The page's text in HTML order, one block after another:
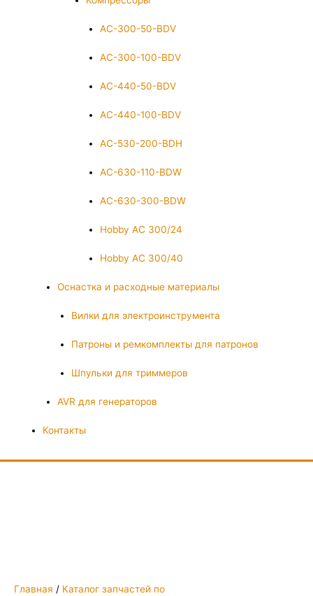
AC-300-50-BDV
AC-300-100-BDV
AC-440-50-BDV
AC-440-100-BDV
AC-530-200-BDH
AC-630-110-BDW
AC-630-300-BDW
Hobby AC 300/24
Hobby AC 300/40
Оснастка и расходные материалы
Вилки для электроинструмента
Патроны и ремкомплекты для патронов
Шпульки для триммеров
AVR для генераторов
Контакты
Главная / Каталог запчастей по